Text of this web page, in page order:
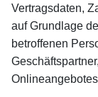
Vertragsdaten,
auf Grundlage
betroffenen